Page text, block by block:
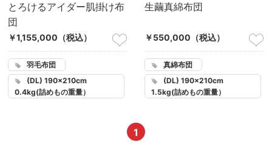
とろけるアイダー肌掛け布
団
￥1,155,000 （税込）
羽毛布団
(DL) 190×210cm
0.4kg(詰めもの重量）
生繭真綿布団
￥550,000 （税込）
真綿布団
(DL) 190×210cm
1.5kg(詰めもの重量）
1